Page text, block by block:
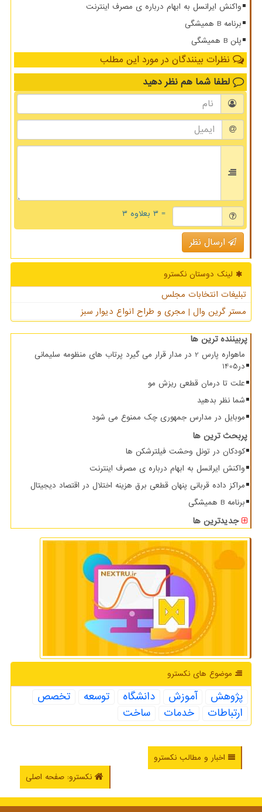
واکنش ایرانسل به ابهام درباره ی مصرف اینترنت
برنامه B همیشگی
پلن B همیشگی
نظرات بینندگان در مورد این مطلب
لطفا شما هم نظر دهید
= ۳ بعلاوه ۳
ارسال نظر
لینک دوستان نكسترو
تبلیغات انتخابات مجلس
مستر گرین وال | مجری و طراح انواع دیوار سبز
پربیننده ترین ها
ماهواره پارس 2 در مدار قرار می گیرد پرتاب های منظومه سلیمانی
در1405
علت تا درمان قطعی ریزش مو
شما نظر بدهید
موبایل در مدارس جمهوری چک ممنوع می شود
پربحث ترین ها
کودکان در تونل وحشت فیلترشکن ها
واکنش ایرانسل به ابهام درباره ی مصرف اینترنت
مراکز داده قربانی پنهان قطعی برق هزینه اختلال در اقتصاد دیجیتال
برنامه B همیشگی
جدیدترین ها
موضوع های نكسترو
پژوهش آموزش دانشگاه توسعه
تخصص
ارتباطات
خدمات ساخت
اخبار و مطالب نکسترو
نکسترو: صفحه اصلی